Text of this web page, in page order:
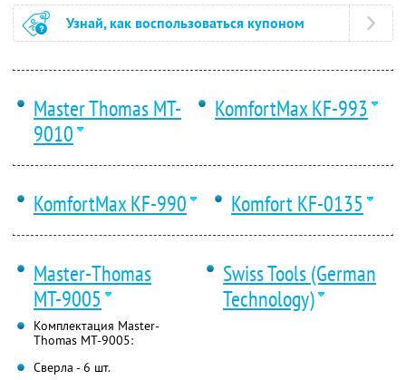
Узнай, как воспользоваться купоном
Master Thomas MT-
9010
KomfortMax KF-993
KomfortMax KF-990 Komfort KF-0135
Master-Thomas
МТ-9005
Комплектация Master-
Thomas МТ-9005:
Сверла - 6 шт.
Swiss Tools (German
Technology)